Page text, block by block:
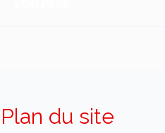
Plan du site